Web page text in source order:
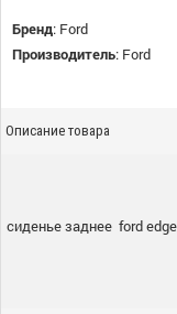
Бренд: Ford
Производитель: Ford
Описание товара
сиденье заднее ford edge